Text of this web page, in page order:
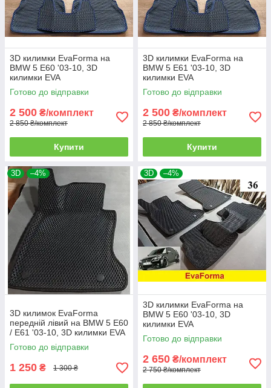
3D килимки EvaForma на
BMW 5 E60 '03-10, 3D
килимки EVA
Готово до відправки
2 500 ₴/комплект
2 850 ₴/комплект
Купити
3D килимки EvaForma на
BMW 5 E61 '03-10, 3D
килимки EVA
Готово до відправки
2 500 ₴/комплект
2 850 ₴/комплект
Купити
3D –4%
3D килимок EvaForma
передній лівий на BMW 5 E60
/ E61 '03-10, 3D килимки EVA
Готово до відправки
1 250 ₴ 1 300 ₴
3D –4%
3D килимки EvaForma на
BMW 5 E60 '03-10, 3D
килимки EVA
Готово до відправки
2 650 ₴/комплект
2 750 ₴/комплект